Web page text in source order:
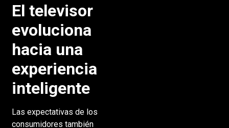
El televisor
evoluciona
hacia una
experiencia
inteligente
Las expectativas de los
consumidores también